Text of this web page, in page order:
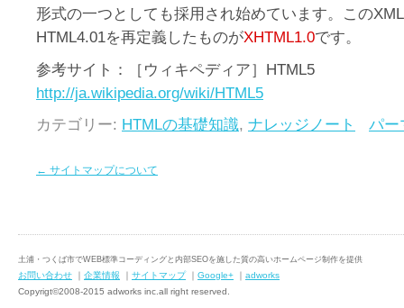
形式の一つとしても採用され始めています。この
HTML4.01を再定義したものがXHTML1.0です。
参考サイト：［ウィキペディア］HTML5
http://ja.wikipedia.org/wiki/HTML5
カテゴリー: HTMLの基礎知識, ナレッジノート パー
← サイトマップについて
土浦・つくば市でWEB標準コーディングと内部SEOを施した質の高いホームページ制作を提供
お問い合わせ ｜ 企業情報 ｜ サイトマップ｜ Google+ ｜ adworks
Copyrigt©2008-2015 adworks inc.all right reserved.